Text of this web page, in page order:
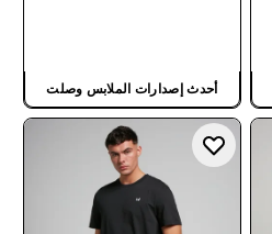
أحدث إصدارات الملابس وصلت